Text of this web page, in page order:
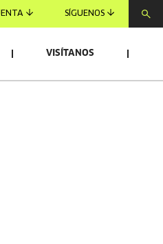
SÍGUENOS
VISÍTANOS